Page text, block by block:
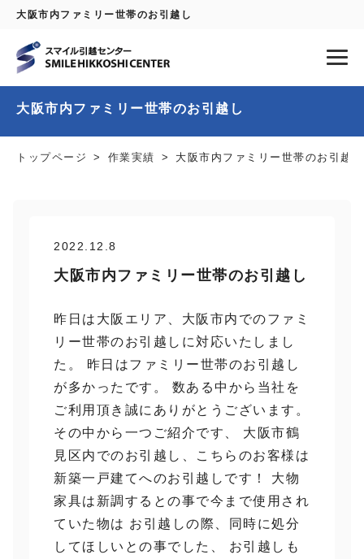
大阪市内ファミリー世帯のお引越し
大阪市内ファミリー世帯のお引越し
トップページ 作業実績 大阪市内ファミリー世帯のお引越し
2022.12.8
大阪市内ファミリー世帯のお引越し
昨日は大阪エリア、大阪市内でのファミ
リー世帯のお引越しに対応いたしまし
た。 昨日はファミリー世帯のお引越し
が多かったです。 数ある中から当社を
ご利用頂き誠にありがとうございます。
その中から一つご紹介です、 大阪市鶴
見区内でのお引越し、こちらのお客様は
新築一戸建てへのお引越しです！ 大物
家具は新調するとの事で今まで使用され
ていた物は お引越しの際、同時に処分
してほしいとの事でした、 お引越しも